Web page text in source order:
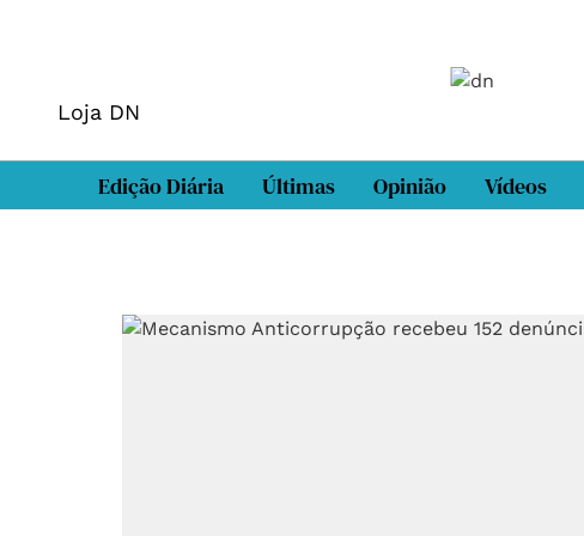
Loja DN
Edição Diária Últimas Opinião Vídeos